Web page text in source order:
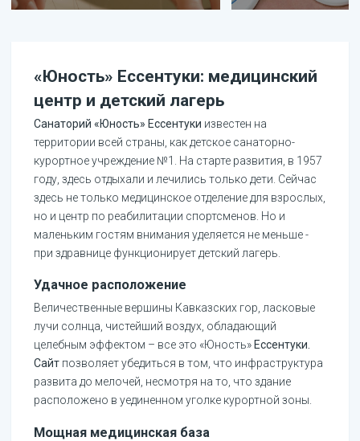
«Юность» Ессентуки: медицинский
центр и детский лагерь
Санаторий «Юность» Ессентуки известен на
территории всей страны, как детское санаторно-
курортное учреждение №1. На старте развития, в 1957
году, здесь отдыхали и лечились только дети. Сейчас
здесь не только медицинское отделение для взрослых,
но и центр по реабилитации спортсменов. Но и
маленьким гостям внимания уделяется не меньше -
при здравнице функционирует детский лагерь.
Удачное расположение
Величественные вершины Кавказских гор, ласковые
лучи солнца, чистейший воздух, обладающий
целебным эффектом – все это «Юность» Ессентуки.
Сайт позволяет убедиться в том, что инфраструктура
развита до мелочей, несмотря на то, что здание
расположено в уединенном уголке курортной зоны.
Мощная медицинская база